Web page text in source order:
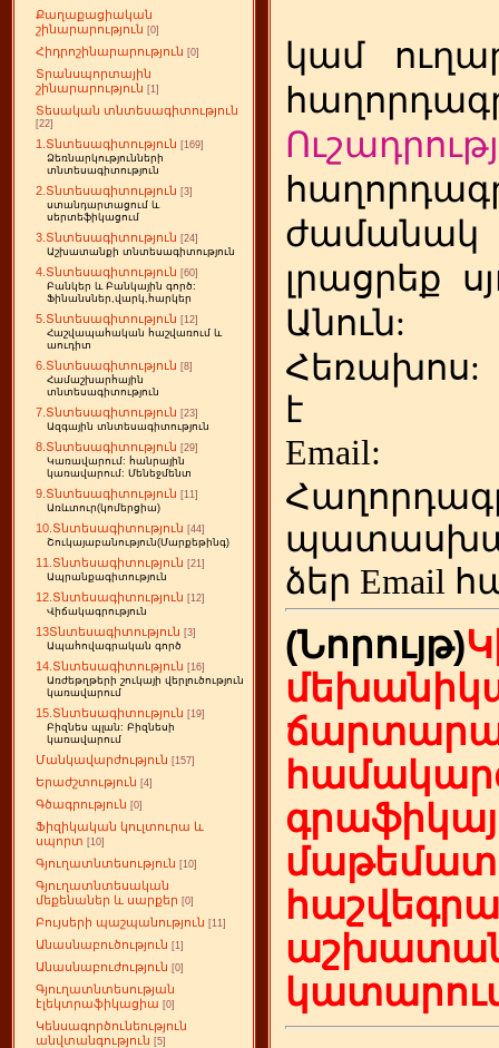
Քաղաքացիական
շինարարություն [0]
Հիդրոշինարարություն [0]
Տրանսպորտային
շինարարություն [1]
Տեսական տնտեսագիտություն
[22]
1.Տնտեսագիտություն [169]
Ձեռնարկությունների
տնտեսագիտություն
2.Տնտեսագիտություն [3]
ստանդարտացում և
սերտեֆիկացում
3.Տնտեսագիտություն [24]
Աշխատանքի տնտեսագիտություն
4.Տնտեսագիտություն [60]
Բանկեր և Բանկային գործ:
Ֆինանսներ,վարկ,հարկեր
5.Տնտեսագիտություն [12]
Հաշվապահական հաշվառում և
աուդիտ
6.Տնտեսագիտություն [8]
Համաշխարհային
տնտեսագիտություն
7.Տնտեսագիտություն [23]
Ազգային տնտեսագիտություն
8.Տնտեսագիտություն [29]
Կառավարում: հանրային
կառավարում: Մենեջմենտ
9.Տնտեսագիտություն [11]
Առևտուր(կոմերցիա)
10.Տնտեսագիտություն [44]
Շուկայաբանություն(Մարքեթինգ)
11.Տնտեսագիտություն [21]
Ապրանքագիտություն
12.Տնտեսագիտություն [12]
Վիճակագրություն
13Տնտեսագիտություն [3]
Ապահովագրական գործ
14.Տնտեսագիտություն [16]
Առժեթղթերի շուկայի վերլուծություն
կառավարում
15.Տնտեսագիտություն [19]
Բիզնես պլան: Բիզնեսի
կառավարում
Մանկավարժություն [157]
Երաժշտություն [4]
Գծագրություն [0]
Ֆիզիկական կուլտուրա և
սպորտ [10]
Գյուղատնտեսություն [10]
Գյուղատնտեսական
մեքենաներ և սարքեր [0]
Բույսերի պաշպանություն [11]
Անասնաբուծություն [1]
Անասնաբուժություն [0]
Գյուղատնտեսության
էլեկտրաֆիկացիա [0]
Կենսագործունեություն
անվտանգություն [5]
կամ
ժամանակ
լրացրեք
Անուն:
Հեռախոս
է
ձեր Email
(Նորույթ)